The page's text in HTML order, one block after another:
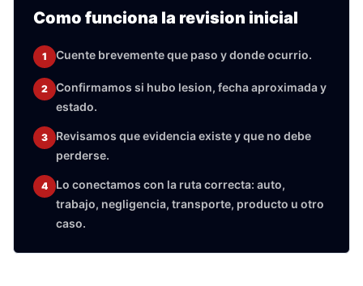
Como funciona la revision inicial
1 Cuente brevemente que paso y donde ocurrio.
2
Confirmamos si hubo lesion, fecha aproximada y
estado.
3
Revisamos que evidencia existe y que no debe
perderse.
4
Lo conectamos con la ruta correcta: auto,
trabajo, negligencia, transporte, producto u otro
caso.